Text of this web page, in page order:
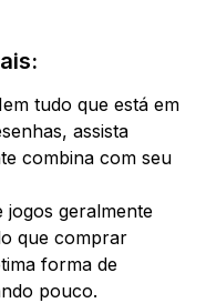
tudo que está em
assista
combina com seu
jogos geralmente
que comprar
forma de
pouco.